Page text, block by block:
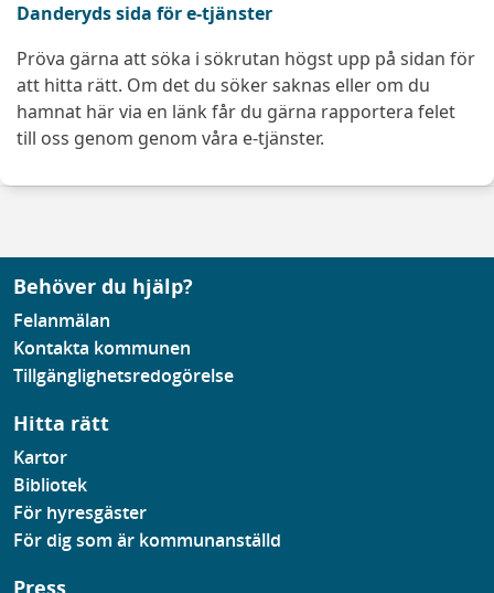
Danderyds sida för e-tjänster
Pröva gärna att söka i sökrutan högst upp på sidan för
att hitta rätt. Om det du söker saknas eller om du
hamnat här via en länk får du gärna rapportera felet
till oss genom genom våra e-tjänster.
Behöver du hjälp?
Felanmälan
Kontakta kommunen
Tillgänglighetsredogörelse
Hitta rätt
Kartor
Bibliotek
För hyresgäster
För dig som är kommunanställd
Press